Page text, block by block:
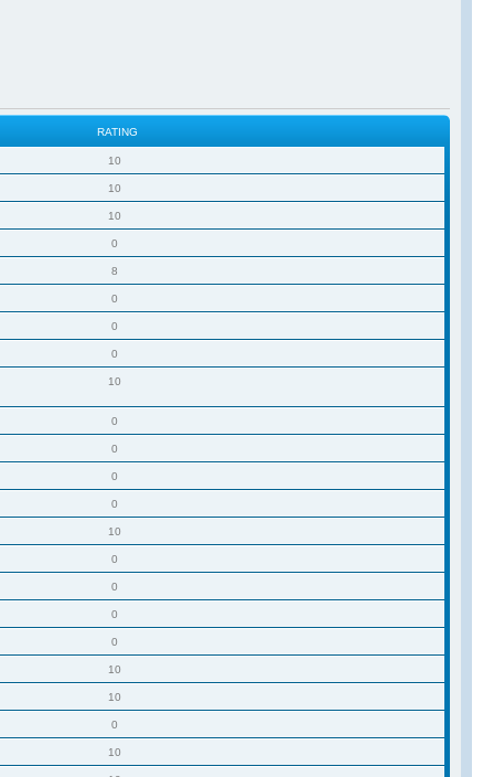
RATING
10
10
10
0
8
0
0
0
10
0
0
0
0
10
0
0
0
0
10
10
0
10